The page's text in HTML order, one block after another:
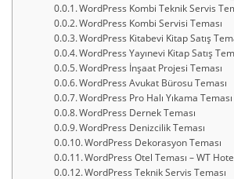
WordPress Kombi Teknik Servis
WordPress Kombi Servisi Teması
WordPress Kitabevi Kitap Satış
WordPress Yayınevi Kitap Satış
WordPress İnşaat Projesi Teması
WordPress Avukat Bürosu Teması
WordPress Pro Halı Yıkama Teması
WordPress Dernek Teması
WordPress Denizcilik Teması
WordPress Dekorasyon Teması
WordPress Otel Teması – WT
WordPress Teknik Servis Teması